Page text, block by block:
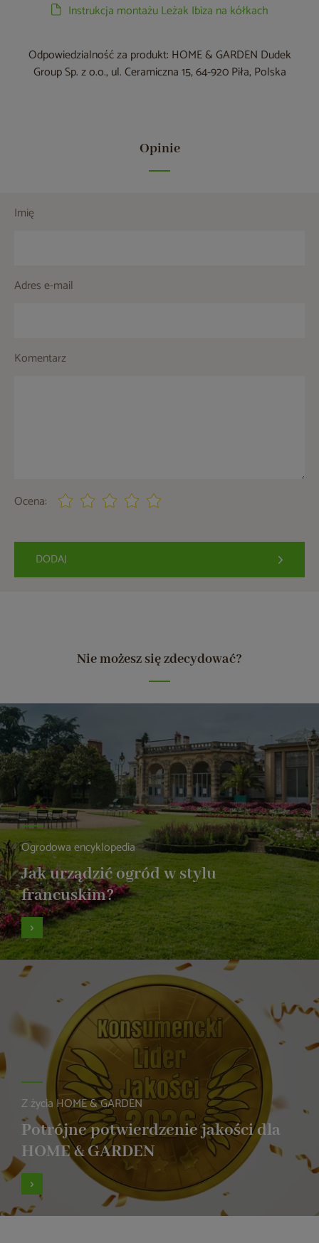
Instrukcja montażu Leżak Ibiza na kółkach
Odpowiedzialność za produkt: HOME & GARDEN Dudek
Group Sp. z o.o., ul. Ceramiczna 15, 64-920 Piła, Polska
Opinie
Imię
Adres e-mail
Komentarz
Ocena:
DODAJ
Nie możesz się zdecydować?
Ogrodowa encyklopedia
Jak urządzić ogród w stylu
francuskim?
Z życia HOME & GARDEN
Potrójne potwierdzenie jakości dla
HOME & GARDEN